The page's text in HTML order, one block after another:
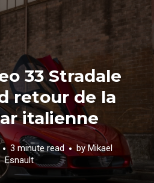
33 Stradale
retour de la
italienne
3 minute read byMikael
Esnault